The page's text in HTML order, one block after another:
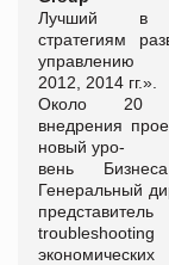
Лучший в
стратегиям
управлению
2012, 2014 гг.».
Около 20
внедрения
новый уро-
вень
Генеральный